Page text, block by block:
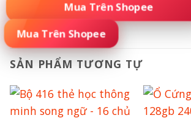
🚀 ĐẶT MUA NGAY – SỐ LƯỢNG CÓ HẠN
Mua Trên Shopee
SẢN PHẨM TƯƠNG TỰ